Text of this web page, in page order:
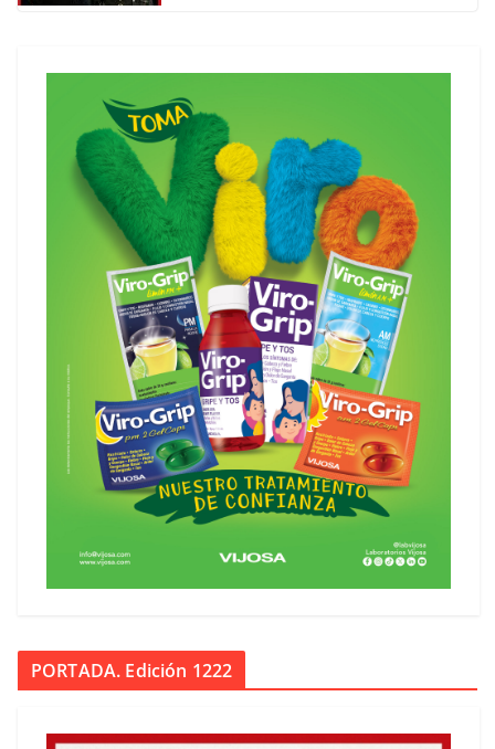
PORTADA. Edición 1222